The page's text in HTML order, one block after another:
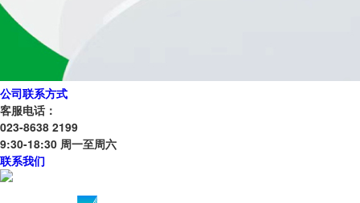
公司联系方式
客服电话：
023-8638 2199
9:30-18:30 周一至周六
联系我们